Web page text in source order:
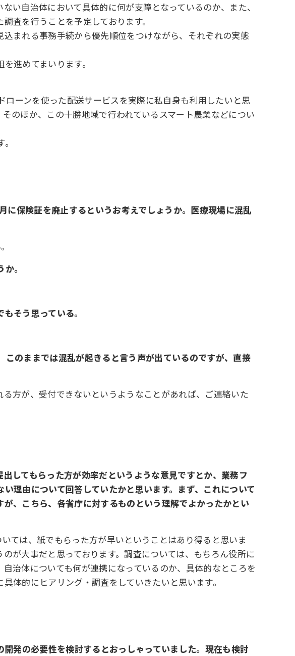
い自治体において具体的に何が支障となっているのか、また、
査を行うことを予定しております。
まれる事務手続から優先順位をつけながら、それぞれの実態
進めてまいります。
ーンを使った配送サービスを実際に私自身も利用したいと思
のほか、この十勝地域で行われているスマート農業などについ
に保険証を廃止するというお考えでしょうか。医療現場に混乱
。
そう思っている。
このままでは混乱が起きると言う声が出ているのですが、直接
方が、受付できないというようなことがあれば、ご連絡いた
してもらった方が効率だというような意見ですとか、業務フ
理由について回答していたかと思います。まず、これについて
、こちら、各省庁に対するものという理解でよかったかとい
ては、紙でもらった方が早いということはあり得ると思いま
が大事だと思っております。調査については、もちろん役所に
治体についても何が連携になっているのか、具体的なところを
体的にヒアリング・調査をしていきたいと思います。
発の必要性を検討するとおっしゃっていました。現在も検討